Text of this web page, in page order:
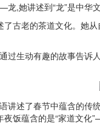
,她讲述到“龙”是中华
古老的茶道文化。她
过生动有趣的故事告
讲述了春节中蕴含的
饭蕴含的是“家道文